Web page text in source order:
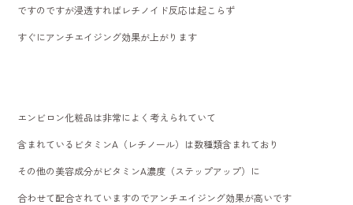
ですのですが浸透すればレチノイド反応は起こらず
すぐにアンチエイジング効果が上がります
エンビロン化粧品は非常によく考えられていて
含まれているビタミンA（レチノール）は数種類含まれており
その他の美容成分がビタミンA濃度（ステップアップ）に
合わせて配合されていますのでアンチエイジング効果が高いです